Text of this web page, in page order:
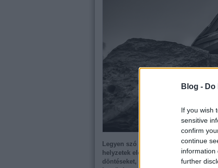
Blog -
If you wish
sensitive
confirm
continue
information
further
Legyen szó munkáról vagy
helyzetek előtt állunk, amelyek
döntéseket, mégis léteznek